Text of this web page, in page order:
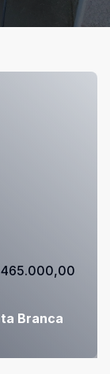
Branca
465.000,00